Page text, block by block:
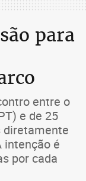
para
entre o
e de 25
diretamente
intenção é
por cada